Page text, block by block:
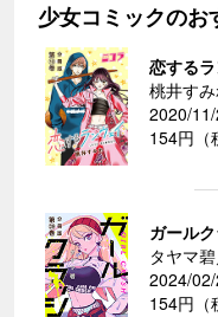
少女コミックのお
恋する
桃井す
2020/
154円（
ガール
タヤマ
2024/
154円（